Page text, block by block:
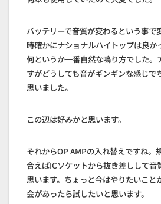
バッテリーで音質が変わるという事で
時確かにナショナルハイトップは良か
何というか一番自然な鳴り方でした。
すがどうしても音がギンギンな感じで
思いました。
この辺は好みかと思います。
それからOP AMPの入れ替えですね。
合えばICソケットから抜き差しして音
思います。ちょっと今はやりたいこと
会があったら試したいと思います。